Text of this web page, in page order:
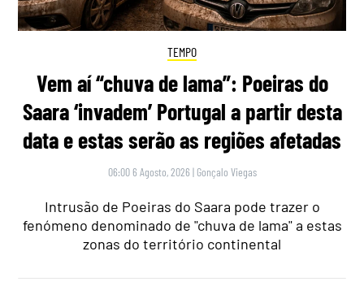
TEMPO
Vem aí “chuva de lama”: Poeiras do
Saara ‘invadem’ Portugal a partir desta
data e estas serão as regiões afetadas
06:00 6 Agosto, 2026 | Gonçalo Viegas
Intrusão de Poeiras do Saara pode trazer o
fenómeno denominado de "chuva de lama" a estas
zonas do território continental